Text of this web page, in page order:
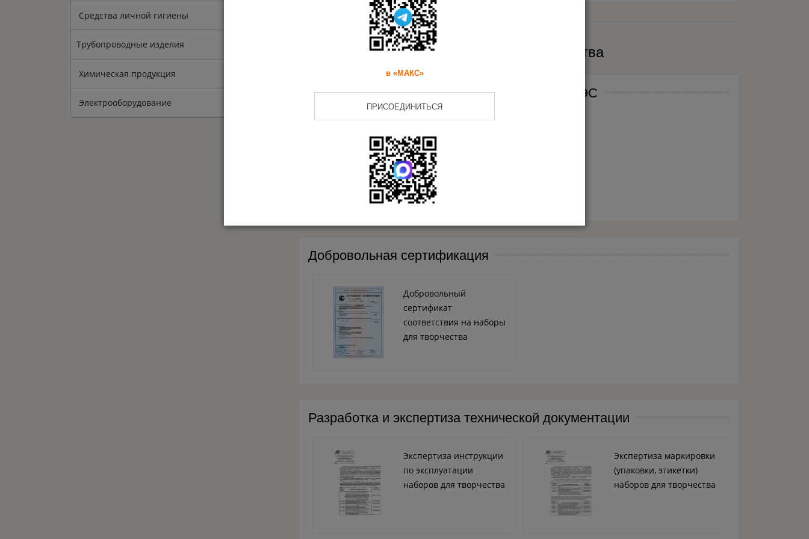
Средства личной гигиены
Трубопроводные изделия
Химическая продукция
Электрооборудование
Другие документы на наборы для творчества
Соответствие техническим регламентам ЕАЭС
соответствия ТР ТС /
ЕАЭС на наборы для
творчества
Добровольная сертификация
Добровольный
сертификат
соответствия на наборы
для творчества
Разработка и экспертиза технической документации
Экспертиза инструкции
по эксплуатации
наборов для творчества
Экспертиза маркировки
(упаковки, этикетки)
наборов для творчества
в «МАКС»
ПРИСОЕДИНИТЬСЯ